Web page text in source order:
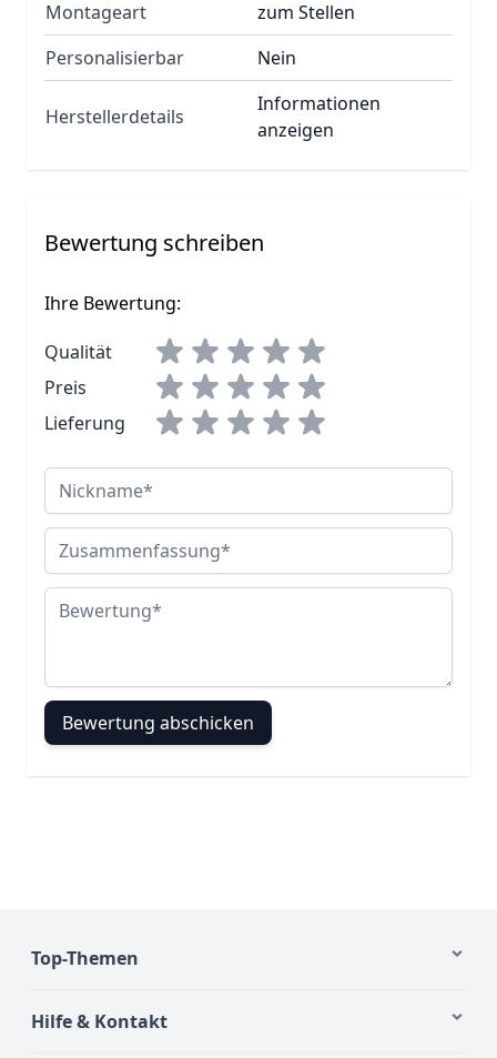
Montageart
zum Stellen
Personalisierbar
Nein
Herstellerdetails
Informationen
anzeigen
Bewertung schreiben
Ihre Bewertung:
Qualität
Preis
Lieferung
Nickname
Zusammenfassung
Bewertung
Bewertung abschicken
Top-Themen
Hilfe & Kontakt